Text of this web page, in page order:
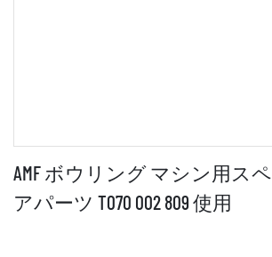
AMF ボウリング マシン用スペ
アパーツ T070 002 809 使用